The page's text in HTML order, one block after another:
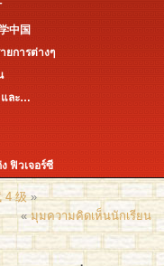
中国
ยการต่างๆ
และ…
ฟิวเจอร์ซี
4 级»
«มุมความคิดเห็นนักเรียน